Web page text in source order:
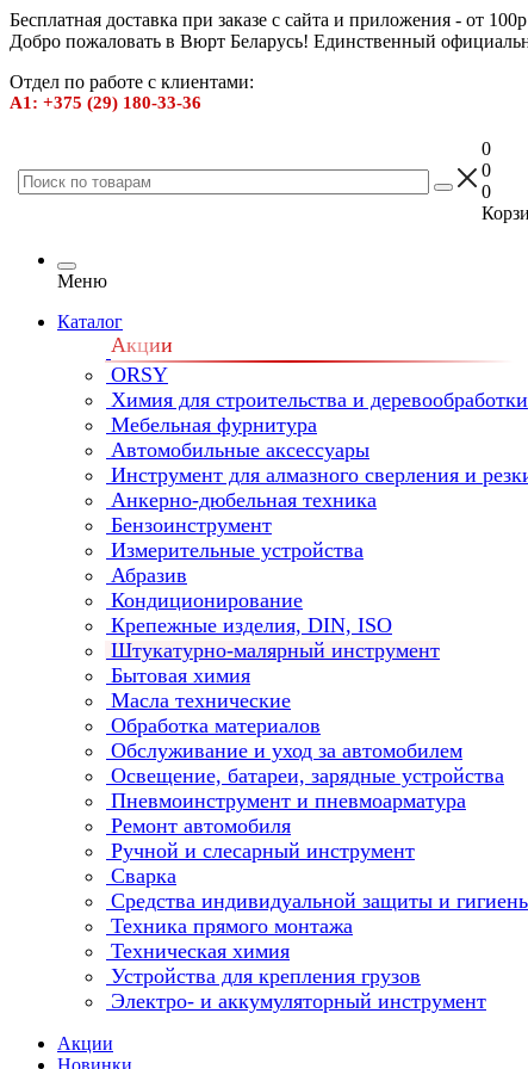
Бесплатная доставка при заказе с сайта и приложения - от
Добро пожаловать в Вюрт Беларусь! Единственный
Отдел по работе с клиентами:
А1: +375 (29) 180-33-36
0
0
0
Меню
Каталог
Акции
ORSY
Химия для строительства и деревообработки
Мебельная фурнитура
Автомобильные аксессуары
Инструмент для алмазного сверления и
Анкерно-дюбельная техника
Бензоинструмент
Измерительные устройства
Абразив
Кондиционирование
Крепежные изделия, DIN, ISO
Штукатурно-малярный инструмент
Бытовая химия
Масла технические
Обработка материалов
Обслуживание и уход за автомобилем
Освещение, батареи, зарядные устройства
Пневмоинструмент и пневмоарматура
Ремонт автомобиля
Ручной и слесарный инструмент
Сварка
Средства индивидуальной защиты и
Техника прямого монтажа
Техническая химия
Устройства для крепления грузов
Электро- и аккумуляторный инструмент
Акции
Новинки